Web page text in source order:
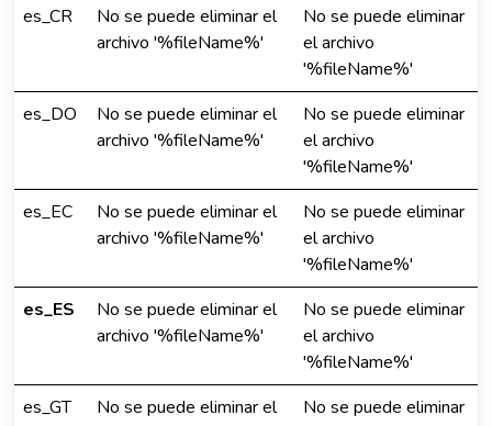
es_CR
No se puede eliminar el
archivo '%fileName%'
No se puede eliminar
el archivo
'%fileName%'
es_DO
No se puede eliminar el
archivo '%fileName%'
No se puede eliminar
el archivo
'%fileName%'
es_EC
No se puede eliminar el
archivo '%fileName%'
No se puede eliminar
el archivo
'%fileName%'
es_ES
No se puede eliminar el
archivo '%fileName%'
No se puede eliminar
el archivo
'%fileName%'
es_GT
No se puede eliminar el
No se puede eliminar